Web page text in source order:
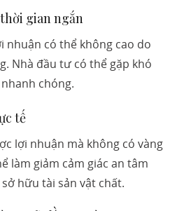
gian ngắn
nhuận có thể không cao do
Nhà đầu tư có thể gặp khó
chóng.
tế
lợi nhuận mà không có vàng
làm giảm cảm giác an tâm
hữu tài sản vật chất.